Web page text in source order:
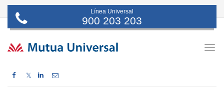
Línea Universal
900 203 203
𝕏